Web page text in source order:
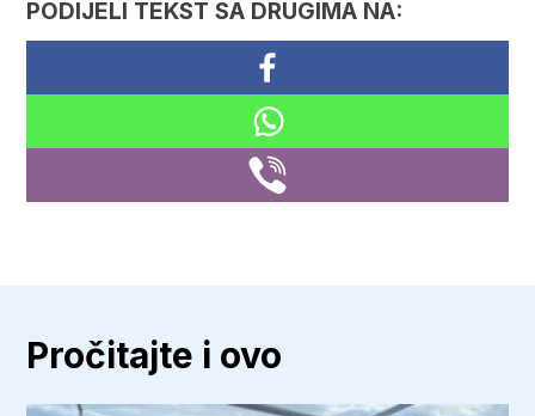
PODIJELI TEKST SA DRUGIMA NA:
Pročitajte i ovo